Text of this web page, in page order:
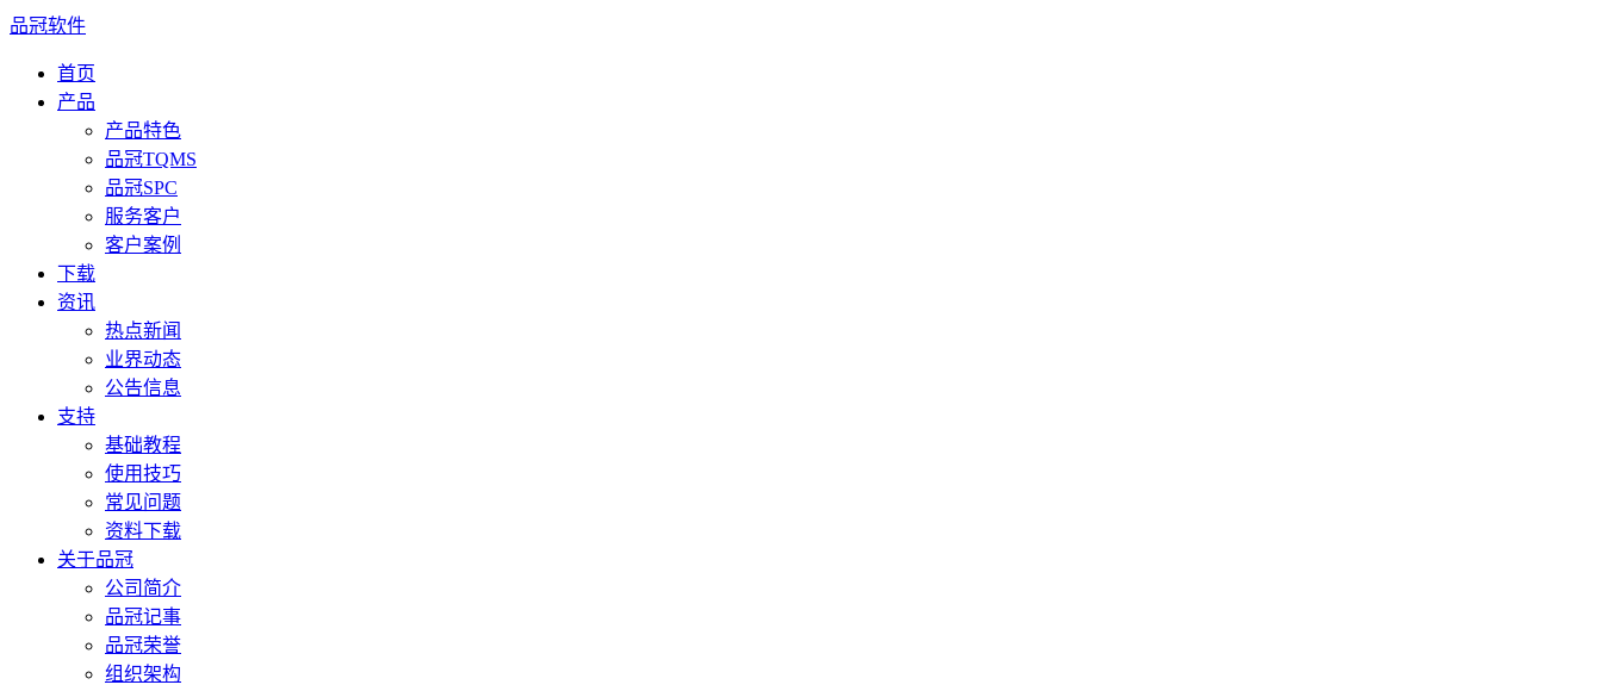
品冠软件
首页
产品
产品特色
品冠TQMS
品冠SPC
服务客户
客户案例
下载
资讯
热点新闻
业界动态
公告信息
支持
基础教程
使用技巧
常见问题
资料下载
关于品冠
公司简介
品冠记事
品冠荣誉
组织架构